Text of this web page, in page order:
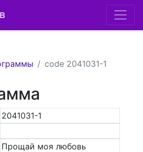
code 2041031-1
2041031-1
Прощай моя любовь